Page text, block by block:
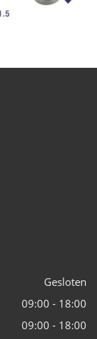
Gesloten
09:00 - 18:00
09:00 - 18:00